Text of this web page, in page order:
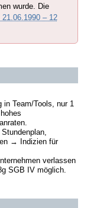
wurde. Die
21.06.1990 – 12
Team/Tools, nur 1
→ Indizien für
verlassen
SGB IV möglich.